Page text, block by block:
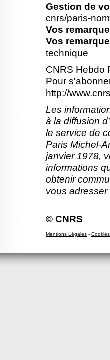
Gestion de
cnrs/paris-
Vos
Vos
technique
CNRS Hebdo
Pour
http://
Les
à la diffusion
le service de
Paris Michel-
janvier 1978,
informations
obtenir
vous
© CNRS
Mentions Légales - Cookies